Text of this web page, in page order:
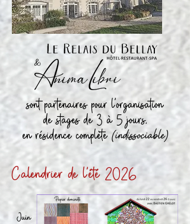
sont partenaires pour l'organisation
de stages de 3 à 5 jours,
en résidence complète(indissociable)
Calendrier de l'été 2026